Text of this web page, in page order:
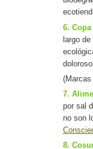
6. Copa
largo
7.
por sal
no son
8.